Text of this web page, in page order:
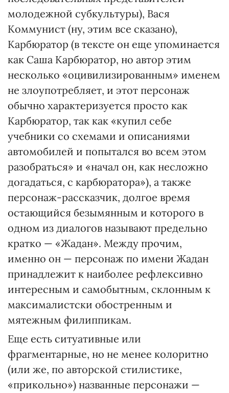
молодежной субкультуры), Вася
Коммунист (ну, этим все сказано),
Карбюратор (в тексте он еще упоминается
как Саша Карбюратор, но автор этим
несколько «оцивилизированным» именем
не злоупотребляет, и этот персонаж
обычно характеризуется просто как
Карбюратор, так как «купил себе
учебники со схемами и описаниями
автомобилей и попытался во всем этом
разобраться» и «начал он, как несложно
догадаться, с карбюратора»), а также
персонаж-рассказчик, долгое время
остающийся безымянным и которого в
одном из диалогов называют предельно
кратко — «Жадан». Между прочим,
именно он — персонаж по имени Жадан
принадлежит к наиболее рефлексивно
интересным и самобытным, склонным к
максималистски обостренным и
мятежным филиппикам.
Еще есть ситуативные или
фрагментарные, но не менее колоритно
(или же, по авторской стилистике,
«прикольно») названные персонажи —